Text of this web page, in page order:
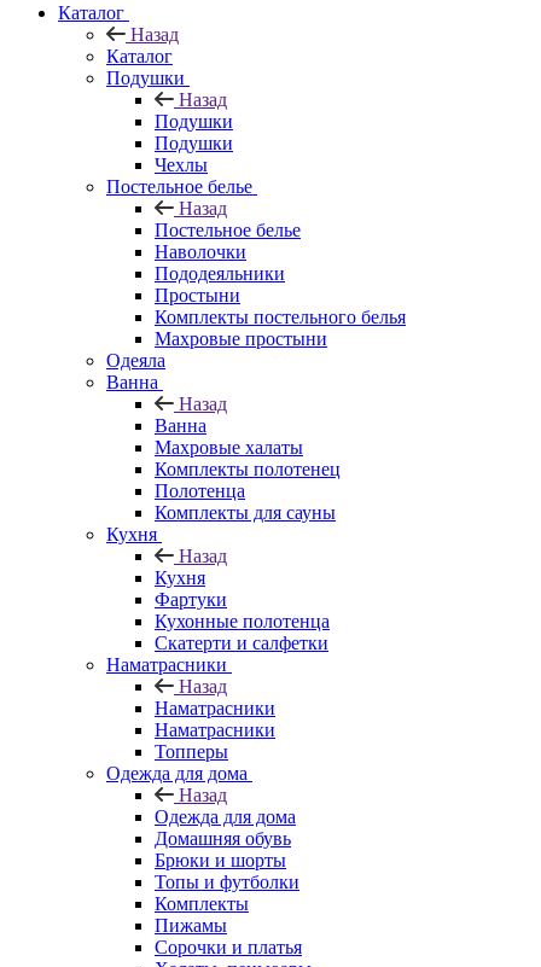
Каталог
Назад
Каталог
Подушки
Назад
Подушки
Подушки
Чехлы
Постельное белье
Назад
Постельное белье
Наволочки
Пододеяльники
Простыни
Комплекты постельного белья
Махровые простыни
Одеяла
Ванна
Назад
Ванна
Махровые халаты
Комплекты полотенец
Полотенца
Комплекты для сауны
Кухня
Назад
Кухня
Фартуки
Кухонные полотенца
Скатерти и салфетки
Наматрасники
Назад
Наматрасники
Наматрасники
Топперы
Одежда для дома
Назад
Одежда для дома
Домашняя обувь
Брюки и шорты
Топы и футболки
Комплекты
Пижамы
Сорочки и платья